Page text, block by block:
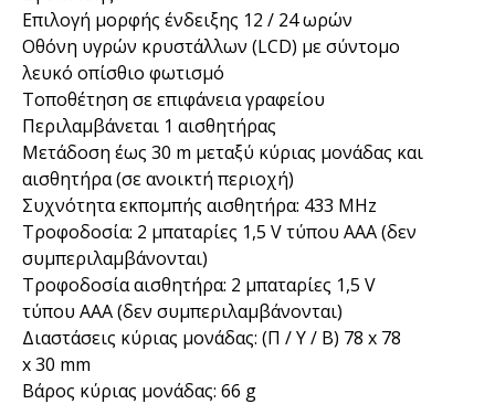
Επιλογή μορφής ένδειξης 12 / 24 ωρών
Οθόνη υγρών κρυστάλλων (LCD) με σύντομο
λευκό οπίσθιο φωτισμό
Τοποθέτηση σε επιφάνεια γραφείου
Περιλαμβάνεται 1 αισθητήρας
Μετάδοση έως 30 m μεταξύ κύριας μονάδας και
αισθητήρα (σε ανοικτή περιοχή)
Συχνότητα εκπομπής αισθητήρα: 433 MHz
Τροφοδοσία: 2 μπαταρίες 1,5 V τύπου AAA (δεν
συμπεριλαμβάνονται)
Τροφοδοσία αισθητήρα: 2 μπαταρίες 1,5 V
τύπου AAA (δεν συμπεριλαμβάνονται)
Διαστάσεις κύριας μονάδας: (Π / Υ / Β) 78 x 78
x 30 mm
Βάρος κύριας μονάδας: 66 g